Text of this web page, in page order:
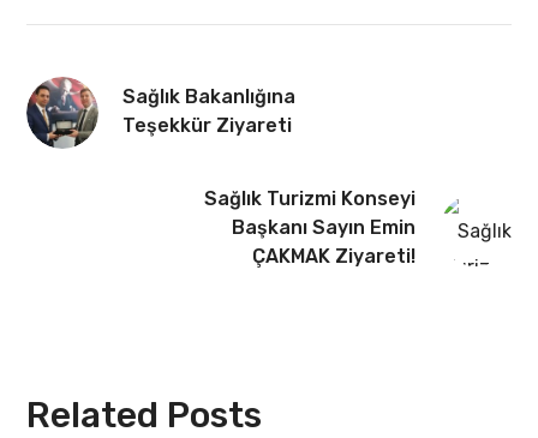
Sağlık Bakanlığına
Teşekkür Ziyareti
Sağlık Turizmi Konseyi
Başkanı Sayın Emin
ÇAKMAK Ziyareti!
Related Posts